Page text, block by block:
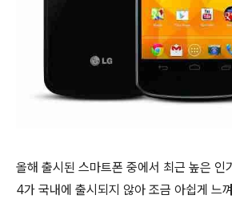
올해 출시된 스마트폰 중에서 최근 높은 인
4가 국내에 출시되지 않아 조금 아쉽게 느